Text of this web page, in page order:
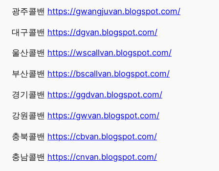
광주콜밴 https://gwangjuvan.blogspot.com/
대구콜밴 https://dgvan.blogspot.com/
울산콜밴 https://wscallvan.blogspot.com/
부산콜밴 https://bscallvan.blogspot.com/
경기콜밴 https://ggdvan.blogspot.com/
강원콜밴 https://gwvan.blogspot.com/
충북콜밴 https://cbvan.blogspot.com/
충남콜밴 https://cnvan.blogspot.com/